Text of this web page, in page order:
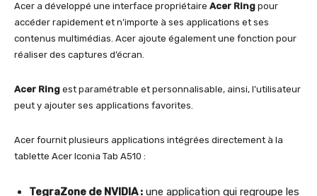
Acer a développé une interface propriétaire Acer Ring pour
accéder rapidement et n’importe à ses applications et ses
contenus multimédias. Acer ajoute également une fonction pour
réaliser des captures d’écran.
Acer Ring est paramétrable et personnalisable, ainsi, l’utilisateur
peut y ajouter ses applications favorites.
Acer fournit plusieurs applications intégrées directement à la
tablette Acer Iconia Tab A510 :
TegraZone de NVIDIA : une application qui regroupe les